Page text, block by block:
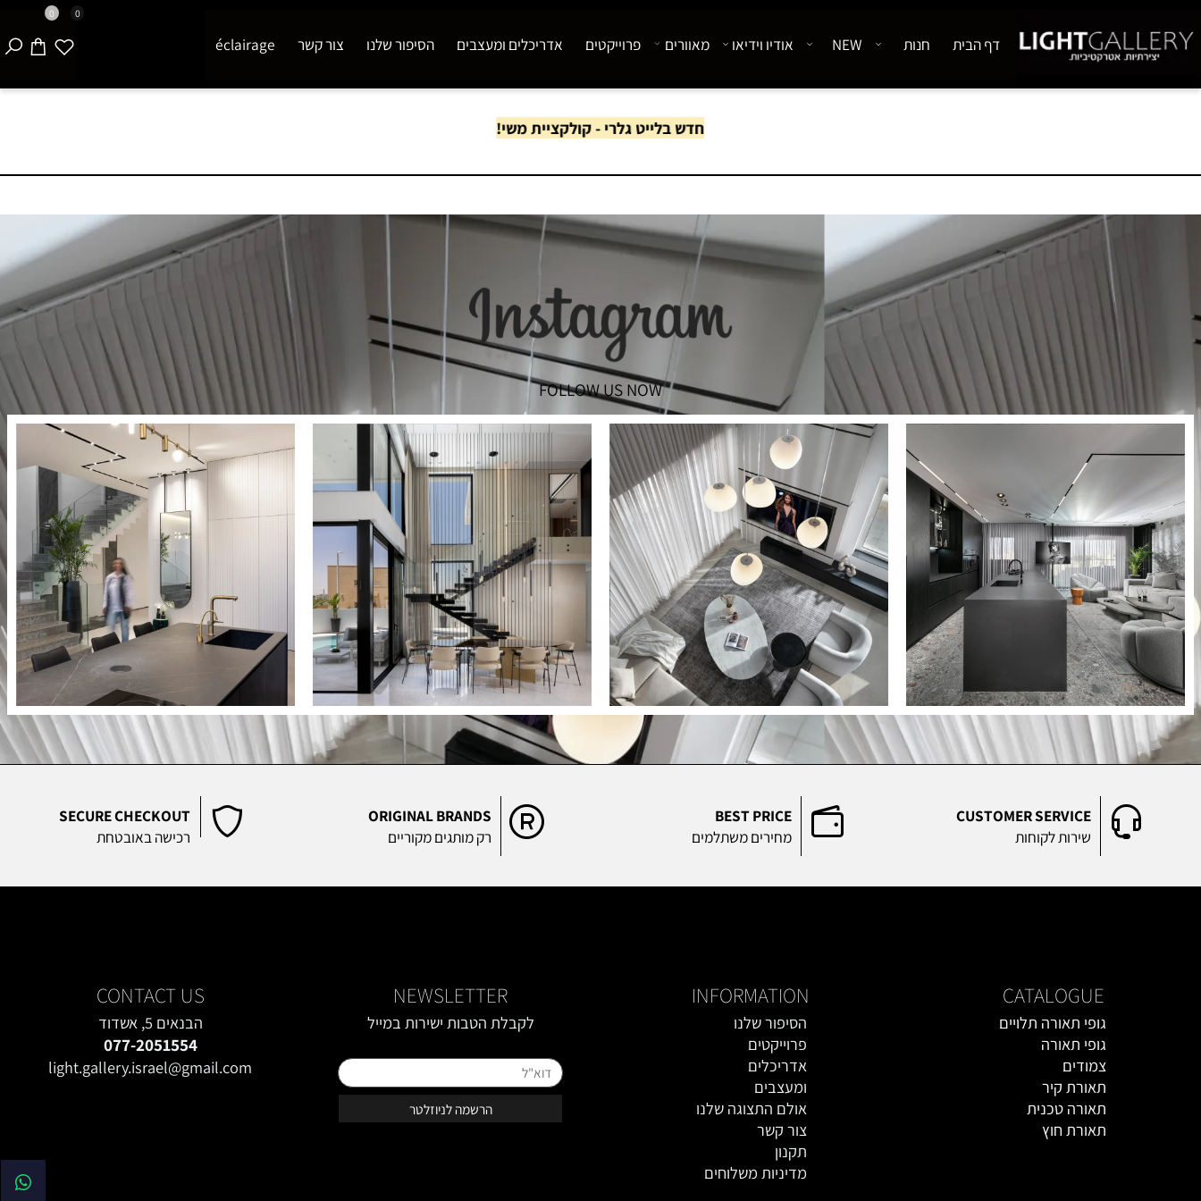
0 0
דף הבית חנות NEW אודיו וידיאו מאוורים פרוייקטים אדריכלים ומעצבים הסיפור שלנו צור קשר éclairage
חדש בלייט גלרי - קולקציית משי!
FOLLOW US NOW
CUSTOMER SERVICE
BEST PRICE
ORIGINAL BRANDS
SECURE CHECKOUT
CATALOGUE
גופי תאורה תלויים
גופי תאורה
תאורת קיר
INFORMATION
הסיפור שלנו
פרוייקטים
אדריכלים
ומעצבים
אולם התצוגה שלנו
צור קשר
NEWSLETTER
לקבלת הטבות ישירות במייל
טופס רישום מייל באתר
CONTACT US
הבנאים 5, אשדוד